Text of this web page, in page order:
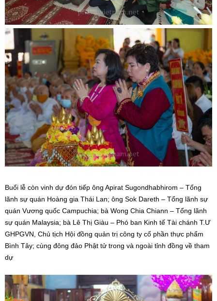
Buổi lễ còn vinh dự đón tiếp ông Apirat Sugondhabhirom – Tổng
lãnh sự quán Hoàng gia Thái Lan; ông Sok Dareth – Tổng lãnh sự
quán Vương quốc Campuchia; bà Wong Chia Chiann – Tổng lãnh
sự quán Malaysia; bà Lê Thị Giàu – Phó ban Kinh tế Tài chánh T.Ư
GHPGVN, Chủ tịch Hội đồng quản trị công ty cổ phần thực phẩm
Bình Tây; cùng đông đảo Phật tử trong và ngoài tỉnh đồng về tham
dự